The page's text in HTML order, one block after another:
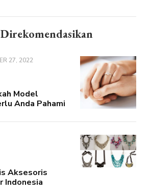
27, 2022
Model
Anda Pahami
Aksesoris
Indonesia